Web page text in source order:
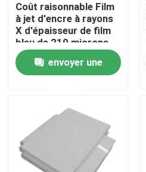
Contact
nouvelles
X médical Ray Film
Jet d'encre X Ray Film
Coût raisonnable Film
à jet d'encre à rayons
X d'épaisseur de film
bleu de 210 microns
Idéal pour la
radiographie médicale
et industrielle
envoyer une